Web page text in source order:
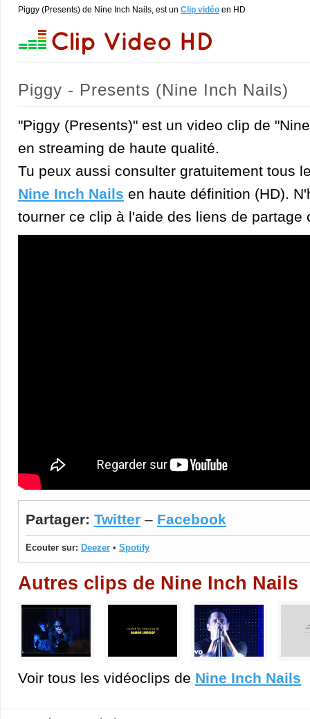
Piggy (Presents) de Nine Inch Nails, est un Clip vidéo en HD
Piggy - Presents (Nine Inch Nails)
"Piggy (Presents)" est un video clip de
en streaming de haute qualité.
Tu peux aussi consulter gratuitement tous
Nine Inch Nails en haute définition (HD).
tourner ce clip à l'aide des liens de partage
Partager: Twitter – Facebook
Ecouter sur: Deezer • Spotify
Autres clips de Nine Inch Nails
Voir tous les vidéoclips de Nine Inch Nails